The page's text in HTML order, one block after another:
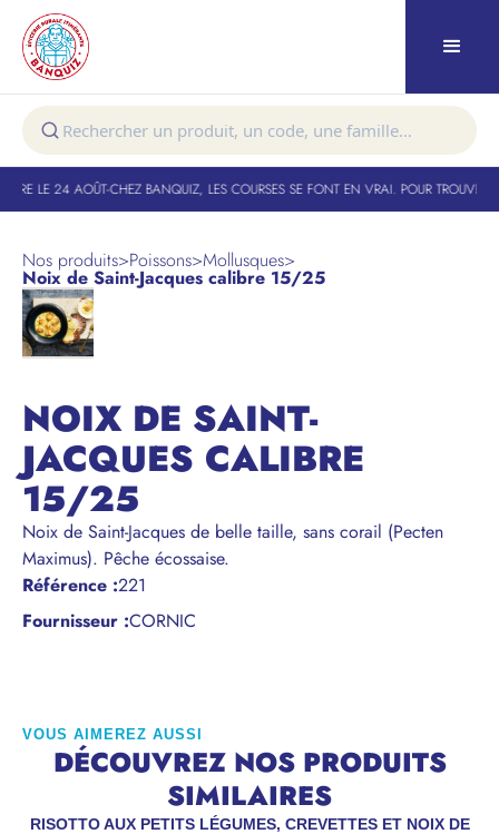
LE 24 AOÛT-CHEZ BANQUIZ, LES COURSES SE FONT EN VRAI. POUR TROUVER
Nos produits>Poissons>Mollusques>
Noix de Saint-Jacques calibre 15/25
NOIX DE SAINT-
JACQUES CALIBRE
15/25
Noix de Saint-Jacques de belle taille, sans corail (Pecten
Maximus). Pêche écossaise.
Référence :221
Fournisseur :CORNIC
VOUS AIMEREZ AUSSI
DÉCOUVREZ NOS PRODUITS
SIMILAIRES
RISOTTO AUX PETITS LÉGUMES, CREVETTES ET NOIX DE